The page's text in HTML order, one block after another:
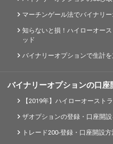
マーチンゲール法でバイナリ
知らないと損！ハイローオー
ッド
バイナリーオプションで生計を
バイナリーオプションの口座
【2019年】ハイローオースト
ザオプションの登録・口座開
トレード200-登録・口座開設方